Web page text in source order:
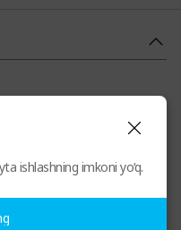
ishlashning imkoni yo‘q.